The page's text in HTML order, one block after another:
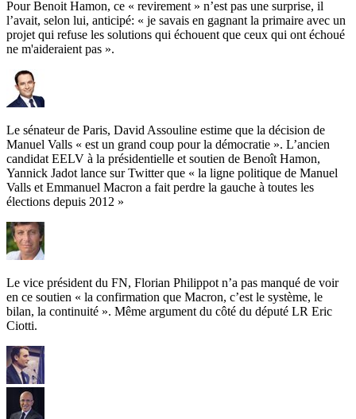
Pour Benoit Hamon, ce « revirement » n’est pas une surprise, il
l’avait, selon lui, anticipé: « je savais en gagnant la primaire avec un
projet qui refuse les solutions qui échouent que ceux qui ont échoué
ne m'aideraient pas ».
Le sénateur de Paris, David Assouline estime que la décision de
Manuel Valls « est un grand coup pour la démocratie ». L’ancien
candidat EELV à la présidentielle et soutien de Benoît Hamon,
Yannick Jadot lance sur Twitter que « la ligne politique de Manuel
Valls et Emmanuel Macron a fait perdre la gauche à toutes les
élections depuis 2012 »
Le vice président du FN, Florian Philippot n’a pas manqué de voir
en ce soutien « la confirmation que Macron, c’est le système, le
bilan, la continuité ». Même argument du côté du député LR Eric
Ciotti.